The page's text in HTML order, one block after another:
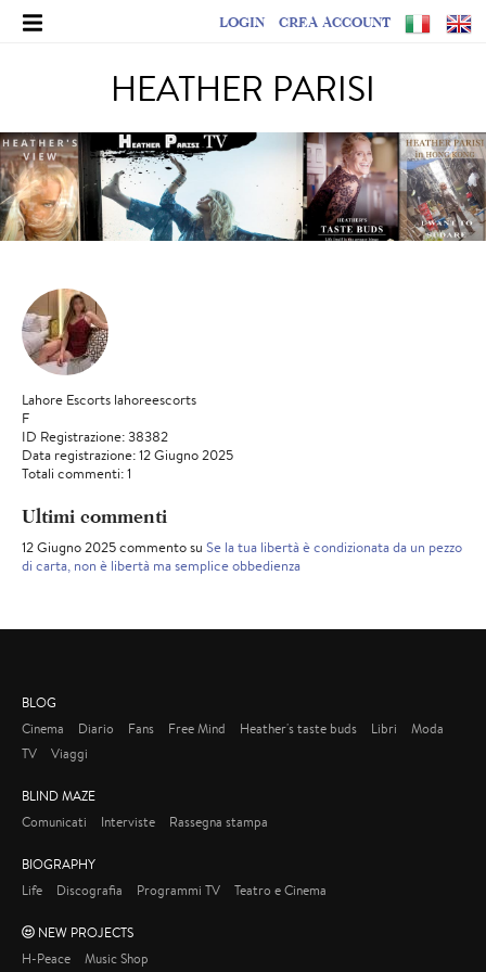
LOGIN CREA ACCOUNT
HEATHER PARISI
Lahore Escorts lahoreescorts
F
ID Registrazione: 38382
Data registrazione: 12 Giugno 2025
Totali commenti: 1
Ultimi commenti
12 Giugno 2025 commento su Se la tua libertà è condizionata da un pezzo
di carta, non è libertà ma semplice obbedienza
BLOG
Cinema
Diario Fans Free Mind Heather's taste buds Libri
Moda
TV
Viaggi
BLIND MAZE
Comunicati
Interviste Rassegna stampa
BIOGRAPHY
Life
Discografia Programmi TV Teatro e Cinema
NEW PROJECTS
H-Peace
Music Shop